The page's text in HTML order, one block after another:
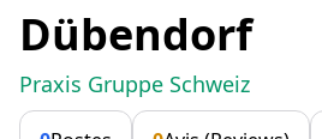
Dübendorf
Praxis Gruppe Schweiz